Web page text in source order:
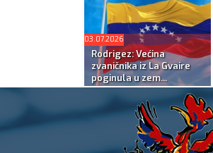
03.07.2026
Rodrigez: Većina
zvaničnika iz La Gvaire
poginula u zem...